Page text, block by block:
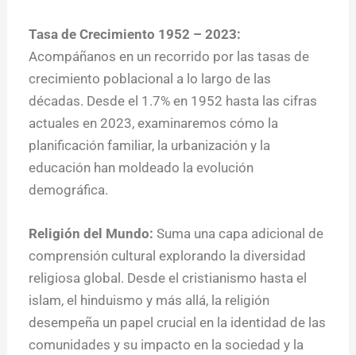
Tasa de Crecimiento 1952 – 2023:
Acompáñanos en un recorrido por las tasas de
crecimiento poblacional a lo largo de las
décadas. Desde el 1.7% en 1952 hasta las cifras
actuales en 2023, examinaremos cómo la
planificación familiar, la urbanización y la
educación han moldeado la evolución
demográfica.
Religión del Mundo: Suma una capa adicional de
comprensión cultural explorando la diversidad
religiosa global. Desde el cristianismo hasta el
islam, el hinduismo y más allá, la religión
desempeña un papel crucial en la identidad de las
comunidades y su impacto en la sociedad y la